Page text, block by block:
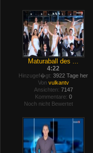
Maturaball des ...
4:22
Hinzugef�gt: 3922 Tage her
Von vulkantv
Ansichten: 7147
Kommentare: 0
Noch nicht Bewertet